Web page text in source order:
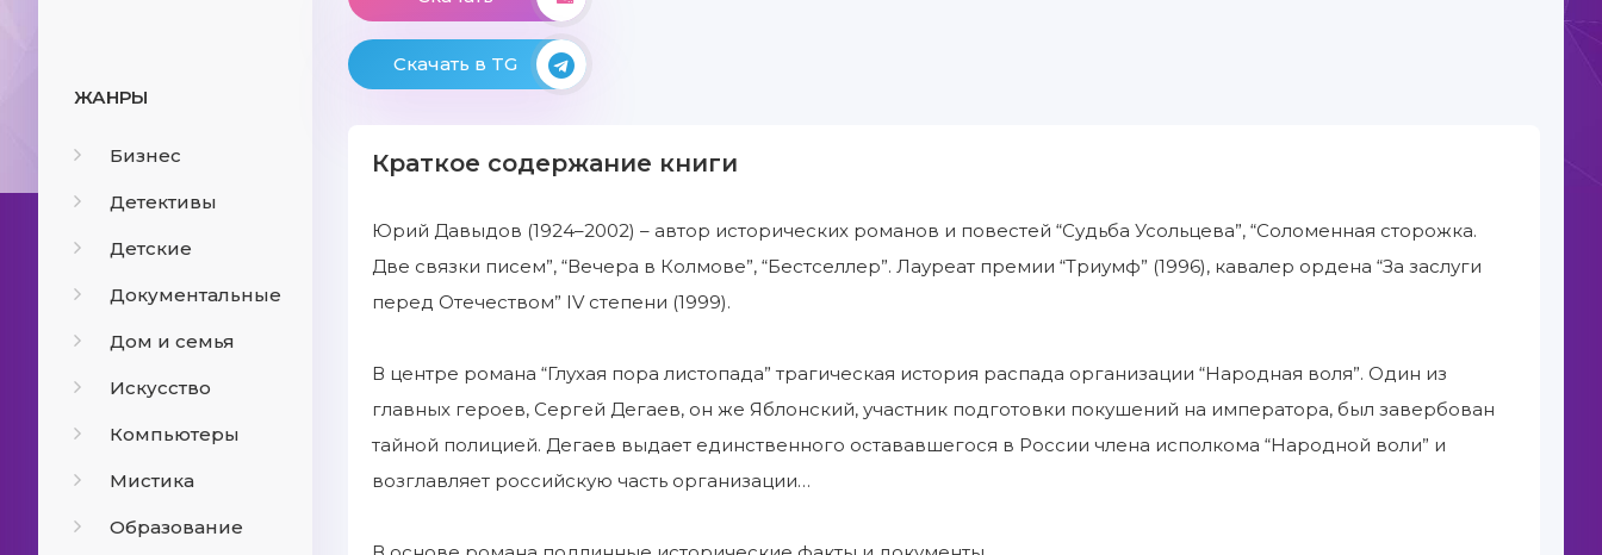
ЖАНРЫ
Бизнес
Детективы
Детские
Документальные
Дом и семья
Искусство
Компьютеры
Мистика
Образование
Скачать в TG
Краткое содержание книги
Юрий Давыдов (1924–2002) – автор исторических романов и повестей “Судьба Усольцева”, “Соломенная сторожка.
Две связки писем”, “Вечера в Колмове”, “Бестселлер”. Лауреат премии “Триумф” (1996), кавалер ордена “За заслуги
перед Отечеством” IV степени (1999).
В центре романа “Глухая пора листопада” трагическая история распада организации “Народная воля”. Один из
главных героев, Сергей Дегаев, он же Яблонский, участник подготовки покушений на императора, был завербован
тайной полицией. Дегаев выдает единственного остававшегося в России члена исполкома “Народной воли” и
возглавляет российскую часть организации…